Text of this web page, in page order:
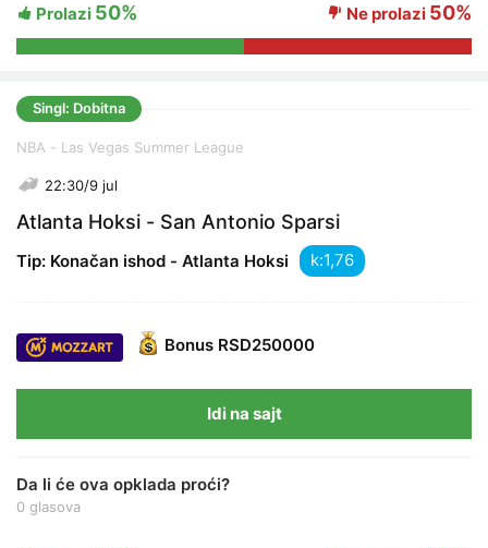
Prolazi 50% Ne prolazi 50%
Singl: Dobitna
NBA - Las Vegas Summer League
22:30/9 jul
Atlanta Hoksi - San Antonio Sparsi
Tip: Konačan ishod - Atlanta Hoksi k:
Bonus RSD250000
Idi na sajt
Da li će ova opklada proći?
0 glasova